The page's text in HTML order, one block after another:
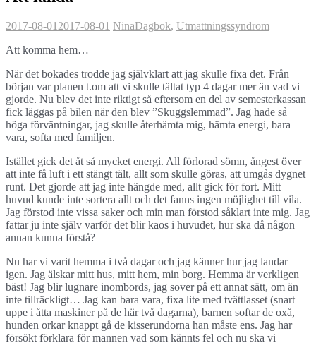
2017-08-012017-08-01 NinaDagbok, Utmattningssyndrom
Att komma hem…
När det bokades trodde jag självklart att jag skulle fixa det. Från
början var planen t.om att vi skulle tältat typ 4 dagar mer än vad vi
gjorde. Nu blev det inte riktigt så eftersom en del av semesterkassan
fick läggas på bilen när den blev ”Skuggslemmad”. Jag hade så
höga förväntningar, jag skulle återhämta mig, hämta energi, bara
vara, softa med familjen.
Istället gick det åt så mycket energi. All förlorad sömn, ångest över
att inte få luft i ett stängt tält, allt som skulle göras, att umgås dygnet
runt. Det gjorde att jag inte hängde med, allt gick för fort. Mitt
huvud kunde inte sortera allt och det fanns ingen möjlighet till vila.
Jag förstod inte vissa saker och min man förstod såklart inte mig. Jag
fattar ju inte själv varför det blir kaos i huvudet, hur ska då någon
annan kunna förstå?
Nu har vi varit hemma i två dagar och jag känner hur jag landar
igen. Jag älskar mitt hus, mitt hem, min borg. Hemma är verkligen
bäst! Jag blir lugnare inombords, jag sover på ett annat sätt, om än
inte tillräckligt… Jag kan bara vara, fixa lite med tvättlasset (snart
uppe i åtta maskiner på de här två dagarna), barnen softar de oxå,
hunden orkar knappt gå de kisserundorna han måste ens. Jag har
försökt förklara för mannen vad som kännts fel och nu ska vi